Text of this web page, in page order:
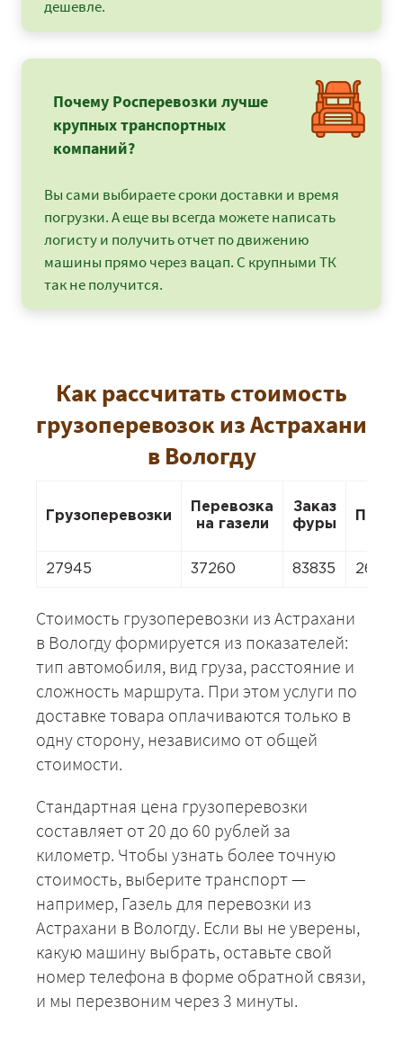
дешевле.
Почему Росперевозки лучше
крупных транспортных
компаний?
Вы сами выбираете сроки доставки и время
погрузки. А еще вы всегда можете написать
логисту и получить отчет по движению
машины прямо через вацап. С крупными ТК
так не получится.
Как рассчитать стоимость
грузоперевозок из Астрахани
в Вологду
Грузоперевозки
Перевозка
на газели
Заказ
фуры
27945 37260 83835 26082
Стоимость грузоперевозки из Астрахани
в Вологду формируется из показателей:
тип автомобиля, вид груза, расстояние и
сложность маршрута. При этом услуги по
доставке товара оплачиваются только в
одну сторону, независимо от общей
стоимости.
Стандартная цена грузоперевозки
составляет от 20 до 60 рублей за
километр. Чтобы узнать более точную
стоимость, выберите транспорт —
например, Газель для перевозки из
Астрахани в Вологду. Если вы не уверены,
какую машину выбрать, оставьте свой
номер телефона в форме обратной связи,
и мы перезвоним через 3 минуты.